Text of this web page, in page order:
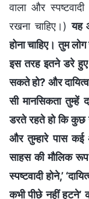
वाला और
रखना चाहिए।)यह
होना चाहिए। तुम
इस तरह इतने डरे हुए
सकते हो? और
सी मानसिकता तुम्हें
डरते रहते हो कि कुछ
और तुम्हारे पास कई
साहस की मौलिक
स्पष्टवादी होने,’
कभी पीछे नहीं